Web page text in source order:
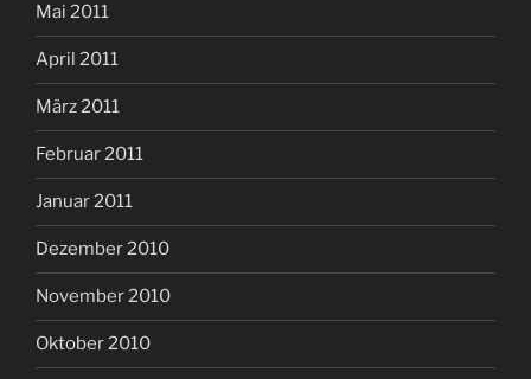
Mai 2011
April 2011
März 2011
Februar 2011
Januar 2011
Dezember 2010
November 2010
Oktober 2010